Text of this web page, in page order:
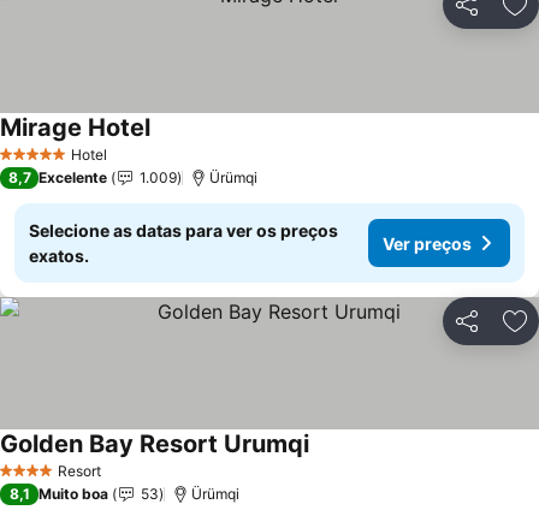
Partilhar
5 Estrelas Hotel
Mirage HotelVer preços
8,7 Excelente 1.009 Ürümqi
Selecione as datas para ver os preços
exatos.
Ver preços
Partilhar
4 EstrelasResort
Golden Bay Resort UrumqiVer preços
8,1 Muito boa 53 Ürümqi